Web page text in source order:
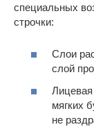
специальных
строчки:
Слои
слой
мягких
не